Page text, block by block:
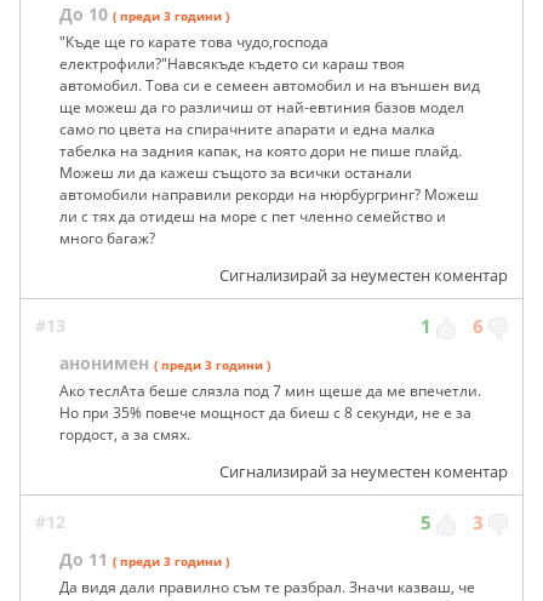
До 10 ( преди 3 години )
"Къде ще го карате това чудо,господа
електрофили?"Навсякъде където си караш твоя
автомобил. Това си е семеен автомобил и на външен вид
ще можеш да го различиш от най-евтиния базов модел
само по цвета на спирачните апарати и една малка
табелка на задния капак, на която дори не пише плайд.
Можеш ли да кажеш същото за всички останали
автомобили направили рекорди на нюрбургринг? Можеш
ли с тях да отидеш на море с пет членно семейство и
много багаж?
Сигнализирай за неуместен коментар
#13 1 6
анонимен ( преди 3 години )
Ако теслАта беше слязла под 7 мин щеше да ме впечетли.
Но при 35% повече мощност да биеш с 8 секунди, не е за
гордост, а за смях.
Сигнализирай за неуместен коментар
#12 5 3
До 11 ( преди 3 години )
Да видя дали правилно съм те разбрал. Значи казваш, че